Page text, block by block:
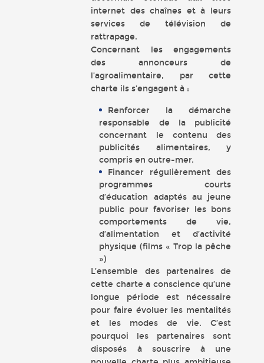
internet des chaînes et à leurs
services de télévision de
rattrapage.
Concernant les engagements
des annonceurs de
l’agroalimentaire, par cette
charte ils s’engagent à :
Renforcer la démarche
responsable de la publicité
concernant le contenu des
publicités alimentaires, y
compris en outre-mer.
Financer régulièrement des
programmes courts
d’éducation adaptés au jeune
public pour favoriser les bons
comportements de vie,
d’alimentation et d’activité
physique (films « Trop la pêche
»)
L’ensemble des partenaires de
cette charte a conscience qu’une
longue période est nécessaire
pour faire évoluer les mentalités
et les modes de vie. C’est
pourquoi les partenaires sont
disposés à souscrire à une